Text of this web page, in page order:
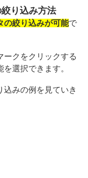
り込み方法
の絞り込みが可能で
クをクリックする
選択できます。
込みの例を見ていき